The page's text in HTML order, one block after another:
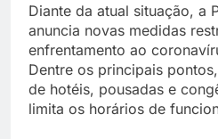
Diante da atual situação, a
anuncia novas medidas
enfrentamento ao
Dentre os principais
de hotéis, pousadas e
limita os horários de